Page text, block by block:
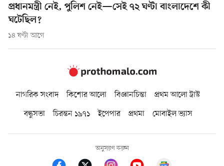
প্রধানমন্ত্রী নেই, পুলিশ নেই—সেই ৭২ ঘণ্টা বাংলাদেশে কী
ঘটেছিল?
১৪ ঘণ্টা আগে
নাগরিক সংবাদ কিশোর আলো বিজ্ঞানচিন্তা
প্রথম আলো ট্রাস্ট
বন্ধুসভা
চিরন্তন ১৯৭১ ইপেপার প্রথমা মোবাইল ভ্যাস
অনুসরণ করুন